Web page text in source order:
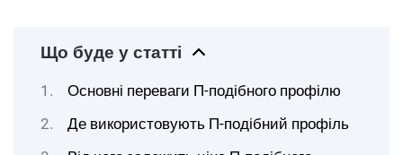
Що буде у статті
Основні переваги П-подібного профілю
Де використовують П-подібний профіль